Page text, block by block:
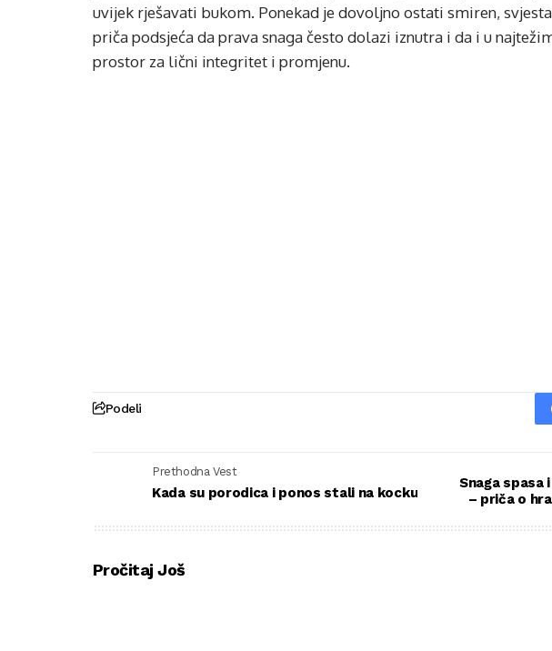
uvijek rješavati bukom. Ponekad je dovoljno ostati smiren,
priča podsjeća da prava snaga često dolazi iznutra i da i u
prostor za lični integritet i promjenu.
Podeli
Prethodna Vest
Kada su porodica i ponos stali na kocku
Snaga spasa
– priča o
Pročitaj Još